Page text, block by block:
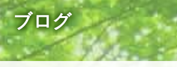
ブログ